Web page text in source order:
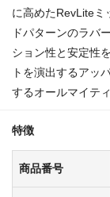
に高めたRevLiteミ
ドパターンのラバ
ション性と安定性
トを演出するアッ
するオールマイティ
特徴
商品番号